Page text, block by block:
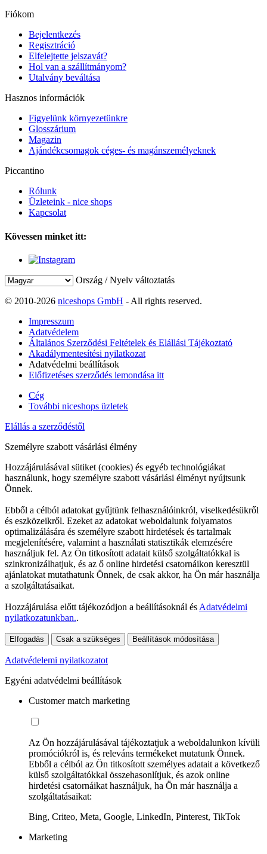
Fiókom
Bejelentkezés
Regisztráció
Elfelejtette jelszavát?
Hol van a szállítmányom?
Utalvány beváltása
Hasznos információk
Figyelünk környezetünkre
Glosszárium
Magazin
Ajándékcsomagok céges- és magánszemélyeknek
Piccantino
Rólunk
Üzleteink - nice shops
Kapcsolat
Kövessen minket itt:
Ország / Nyelv változtatás
© 2010-2026 niceshops GmbH - All rights reserved.
Impresszum
Adatvédelem
Általános Szerződési Feltételek és Elállási Tájékoztató
Akadálymentesítési nyilatkozat
Adatvédelmi beállítások
Előfizetéses szerződés lemondása itt
Cég
További niceshops üzletek
Elállás a szerződéstől
Személyre szabott vásárlási élmény
Hozzájárulásával sütiket (cookies) és egyéb technológiákat
használunk, hogy személyre szabott vásárlási élményt nyújtsunk
Önnek.
Ebből a célból adatokat gyűjtünk felhasználóinkról, viselkedésükről
és eszközeikről. Ezeket az adatokat weboldalunk folyamatos
optimalizálására és személyre szabott hirdetések és tartalmak
megjelenítésére, valamint a használati statisztikák elemzésére
használjuk fel. Az Ön titkosított adatait külső szolgáltatókkal is
szinkronizálhatjuk, és az ő online hirdetési csatornáikon keresztül
ajánlatokat mutathatunk Önnek, de csak akkor, ha Ön már használja
a szolgáltatásaikat.
Hozzájárulása előtt tájékozódjon a beállításoknál és Adatvédelmi
nyilatkozatunkban..
Elfogadás Csak a szükséges Beállítások módosítása
Adatvédelemi nyilatkozatot
Egyéni adatvédelmi beállítások
Customer match marketing
Az Ön hozzájárulásával tájékoztatjuk a weboldalunkon kívüli
promóciókról is, és releváns termékeket mutatunk Önnek.
Ebből a célból az Ön titkosított személyes adatait a következő
külső szolgáltatókkal összehasonlítjuk, és azok online
hirdetési csatornáikat használjuk, ha Ön már használja a
szolgáltatásaikat:
Bing, Criteo, Meta, Google, LinkedIn, Pinterest, TikTok
Marketing